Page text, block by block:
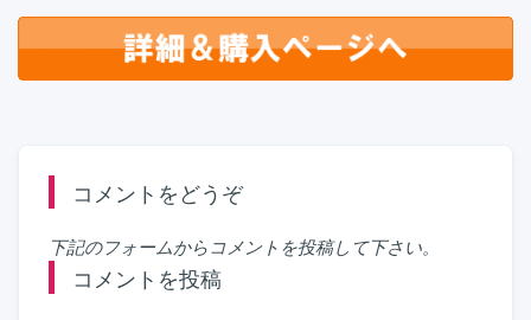
コメントをどうぞ
下記のフォームからコメントを投稿して下さい。
コメントを投稿